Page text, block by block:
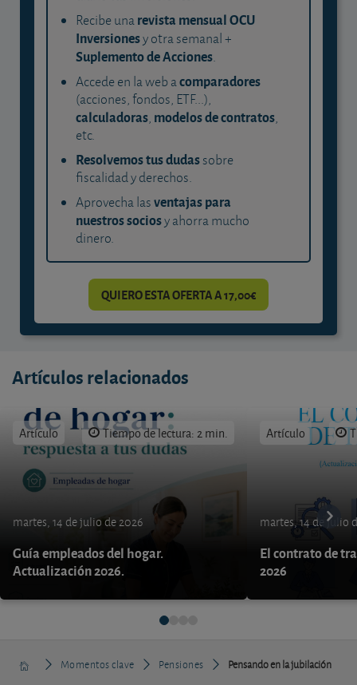
Recibe unarevista mensual OCU
Inversionesy otra semanal +
Suplemento de Acciones.
Accede en la web acomparadores
(acciones, fondos, ETF...),
calculadoras, modelos de contratos,
etc.
Resolvemos tus dudassobre
fiscalidad y derechos.
Aprovecha lasventajas para
nuestros sociosy ahorra mucho
dinero.
QUIERO ESTA OFERTA A 17,00€
Artículos relacionados
Artículo Tiempo de lectura: 2 min.
martes, 14 de julio de 2026
Guía empleados del hogar.
Actualización 2026.
Artículo
martes, 14 de julio
El contrato de
2026
Momentos clave Pensiones Pensando en la jubilación